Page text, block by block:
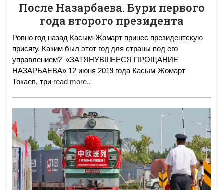
После Назарбаева. Бури первого
года второго президента
Ровно год назад Касым-Жомарт принес президентскую
присягу. Каким был этот год для страны под его
управлением? «ЗАТЯНУВШЕЕСЯ ПРОЩАНИЕ
НАЗАРБАЕВА» 12 июня 2019 года Касым-Жомарт
Токаев, три read more..